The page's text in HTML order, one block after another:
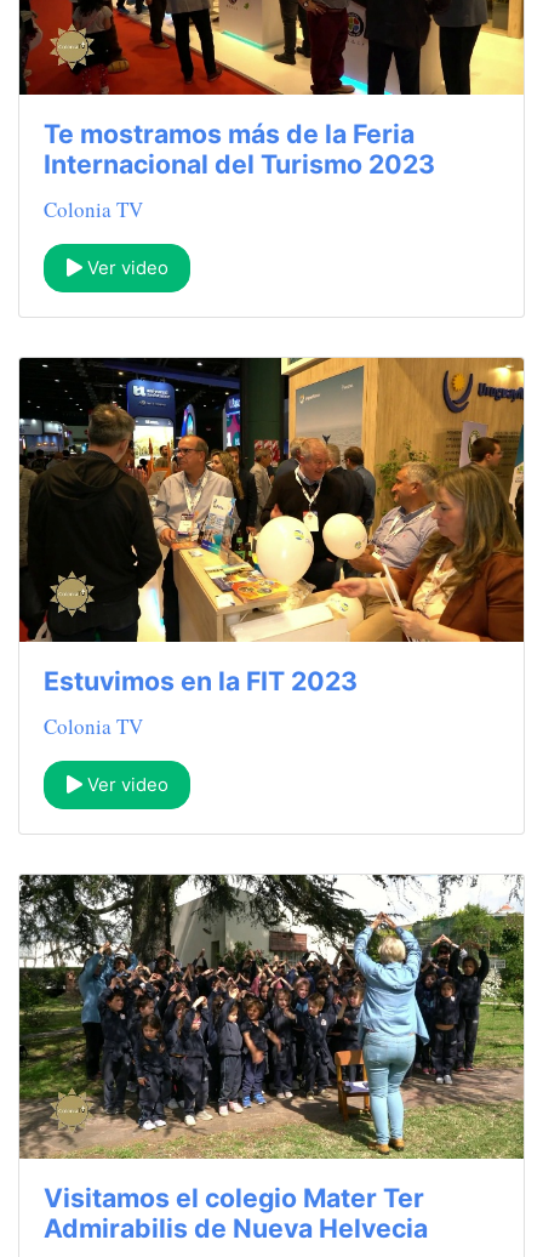
Te mostramos más de la Feria
Internacional del Turismo 2023
Colonia TV
Ver video
Estuvimos en la FIT 2023
Colonia TV
Ver video
Visitamos el colegio Mater Ter
Admirabilis de Nueva Helvecia